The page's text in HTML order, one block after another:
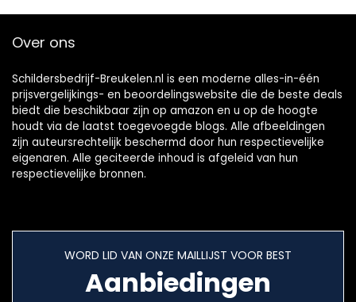
antieke borden en
Over ons
Schildersbedrijf-Breukelen.nl is een moderne alles-in-één
prijsvergelijkings- en beoordelingswebsite die de beste deals
biedt die beschikbaar zijn op amazon en u op de hoogte
houdt via de laatst toegevoegde blogs. Alle afbeeldingen
zijn auteursrechtelijk beschermd door hun respectievelijke
eigenaren. Alle geciteerde inhoud is afgeleid van hun
respectievelijke bronnen.
WORD LID VAN ONZE MAILLIJST VOOR BEST
Aanbiedingen